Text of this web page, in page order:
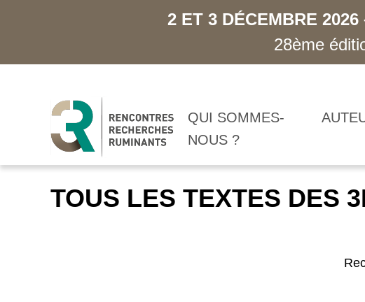
2 ET 3 DÉCEMBRE
28ème
QUI SOMMES-
NOUS ?
TOUS LES TEXTES DES